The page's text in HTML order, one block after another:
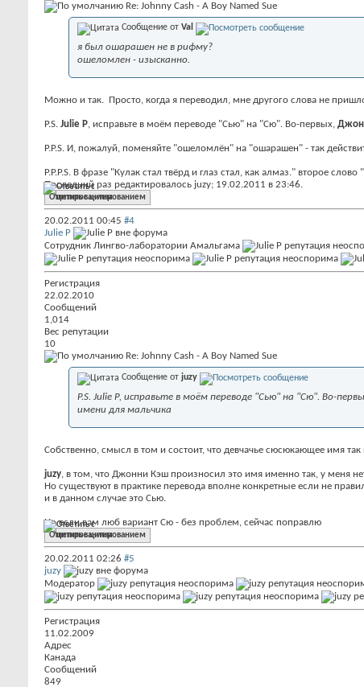
Re: Johnny Cash - A Boy Named Sue
Сообщение от Val
я был ошарашен не в рифму?
ошеломлен - изысканно.
Можно и так. Просто, когда я переводил, мне другого слова не
P.S. Julie P, исправьте в моём переводе "Сью" на "Сю". Во-первых,
P.P.S. И, пожалуй, поменяйте "ошеломлён" на "ошарашен" - так
P.P.P.S. В фразе "Кулак стал твёрд и глаз стал, как алмаз." второе слово
Последний раз редактировалось juzy; 19.02.2011 в 23:46.
Ответить с цитированием
20.02.2011 00:45 #4
Julie P
Сотрудник Лингво-лаборатории Амальгама
Регистрация
22.02.2010
Сообщений
1,014
Вес репутации
10
Re: Johnny Cash - A Boy Named Sue
Сообщение от juzy
P.S. Julie P, исправьте в моём переводе "Сью" на "Сю". Во-
имени для мальчика
Собственно, смысл в том и состоит, что девчачье сюсюкающее имя
juzy, в том, что Джонни Кэш произносил это имя именно так, у меня
Но существуют в практике перевода вполне конкретные если не
и в данном случае это Сью.
Но если вам люб вариант Сю - без проблем, сейчас поправлю
Ответить с цитированием
20.02.2011 02:26 #5
juzy
Модератор
Регистрация
11.02.2009
Адрес
Канада
Сообщений
849